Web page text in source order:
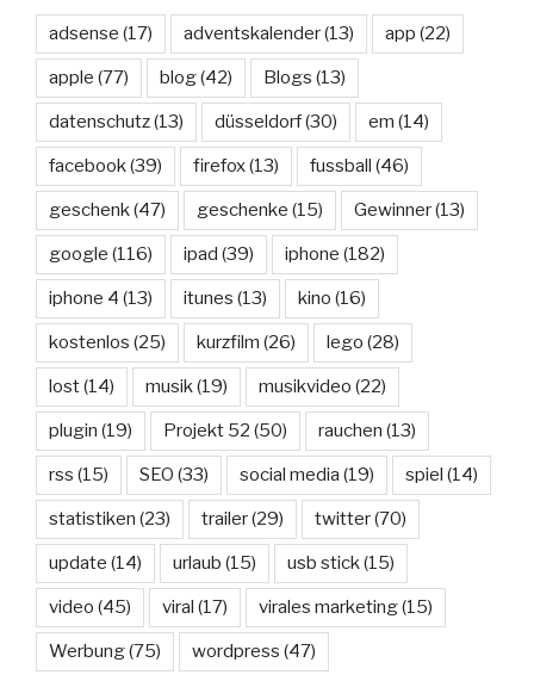
adsense (17) adventskalender(13) app (22)
apple (77) blog(42) Blogs (13)
datenschutz(13) düsseldorf(30) em (14)
facebook (39) firefox(13) fussball (46)
geschenk (47) geschenke (15) Gewinner(13)
google (116) ipad (39) iphone (182)
iphone 4 (13) itunes (13) kino (16)
kostenlos (25) kurzfilm (26) lego (28)
lost(14) musik (19) musikvideo (22)
plugin (19) Projekt 52 (50) rauchen (13)
rss (15) SEO (33) social media (19) spiel (14)
statistiken (23) trailer(29) twitter(70)
update (14) urlaub (15) usb stick (15)
video (45) viral (17) virales marketing(15)
Werbung(75) wordpress (47)